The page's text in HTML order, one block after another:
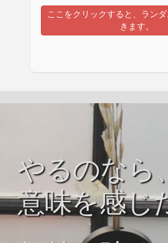
ここをクリックすると、ラン
きます。
やるのなら
意味を感じ